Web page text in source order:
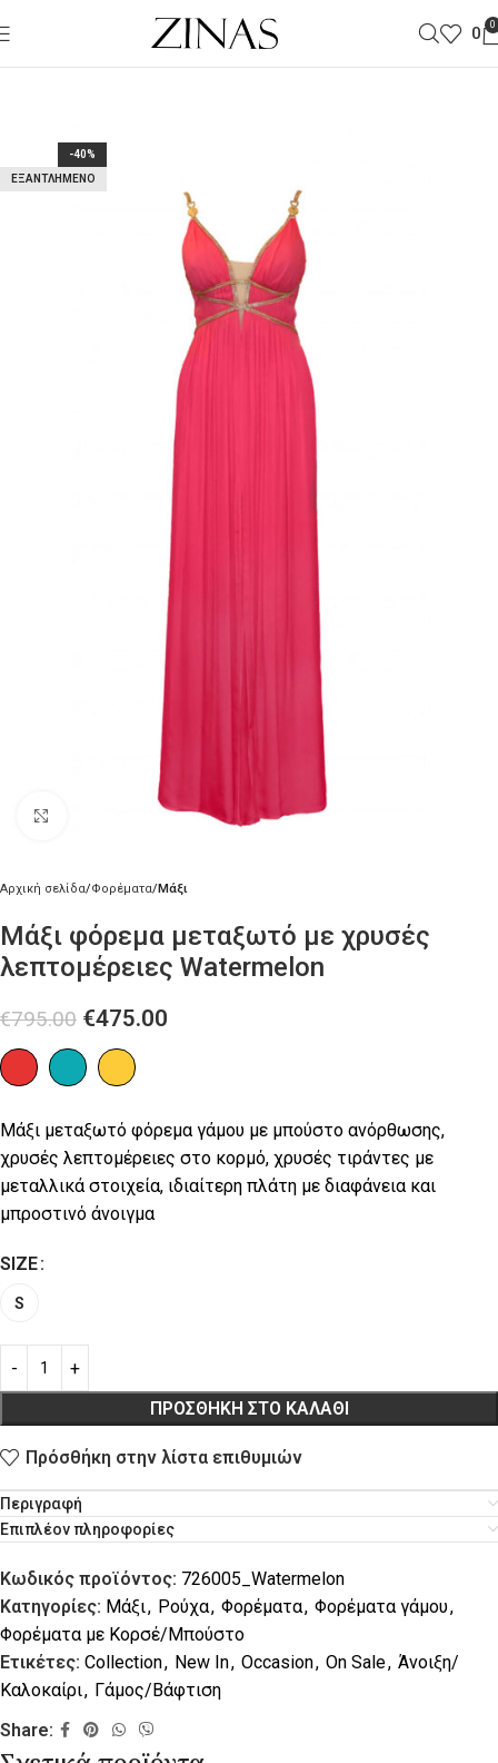
0 0
-40%
ΕΞΑΝΤΛΗΜΈΝΟ
Κλικ για μεγέθυνση
Αρχική σελίδα Φορέματα Μάξι
Μάξι φόρεμα μεταξωτό με χρυσές
λεπτομέρειες Watermelon
€795.00 €475.00
Μάξι μεταξωτό φόρεμα γάμου με μπούστο ανόρθωσης,
χρυσές λεπτομέρειες στο κορμό, χρυσές τιράντες με
μεταλλικά στοιχεία, ιδιαίτερη πλάτη με διαφάνεια και
μπροστινό άνοιγμα
SIZE
S
ΠΡΟΣΘΉΚΗ ΣΤΟ ΚΑΛΆΘΙ
Πρόσθήκη στην λίστα επιθυμιών
Περιγραφή
Επιπλέον πληροφορίες
Κωδικός προϊόντος: 726005_Watermelon
Κατηγορίες: Μάξι, Ρούχα, Φορέματα, Φορέματα γάμου,
Φορέματα με Κορσέ/Μπούστο
Ετικέτες: Collection, New In, Occasion, On Sale, Άνοιξη/
Καλοκαίρι, Γάμος/Βάφτιση
Share: